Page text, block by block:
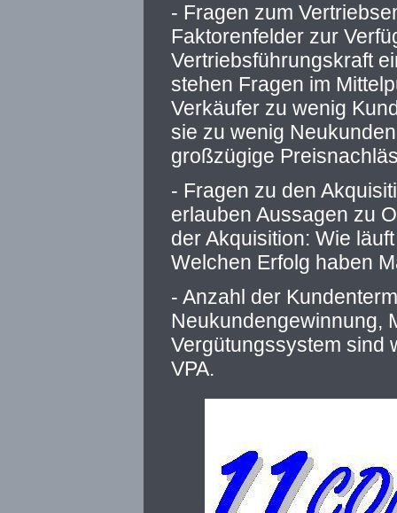
- Fragen zum
Faktorenfelder zur
Vertriebsführungskraft
stehen Fragen im
Verkäufer zu wenig
sie zu wenig
großzügige
- Fragen zu den
erlauben Aussagen zu
der Akquisition: Wie
Welchen Erfolg haben
- Anzahl der
Neukundengewinnung,
Vergütungssystem sind
VPA.